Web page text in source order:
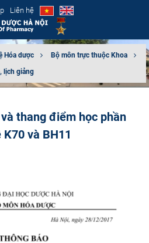
Liên hệ
Hóa dược
Bộ môn trực thuộc Khoa
lịch giảng
thang điểm học phần
và BH11